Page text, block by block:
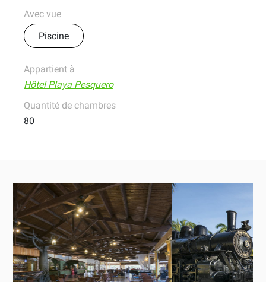
Avec vue
Piscine
Appartient à
Hôtel Playa Pesquero
Quantité de chambres
80